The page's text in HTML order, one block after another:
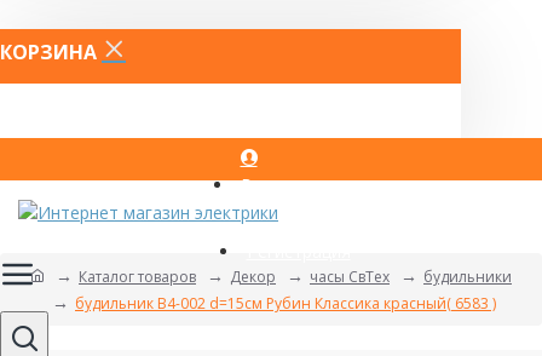
КОРЗИНА
Вход
Каталог товаров Декор часы СвТех
будильники
будильник В4-002 d=15см Рубин Классика красный( 6583 )